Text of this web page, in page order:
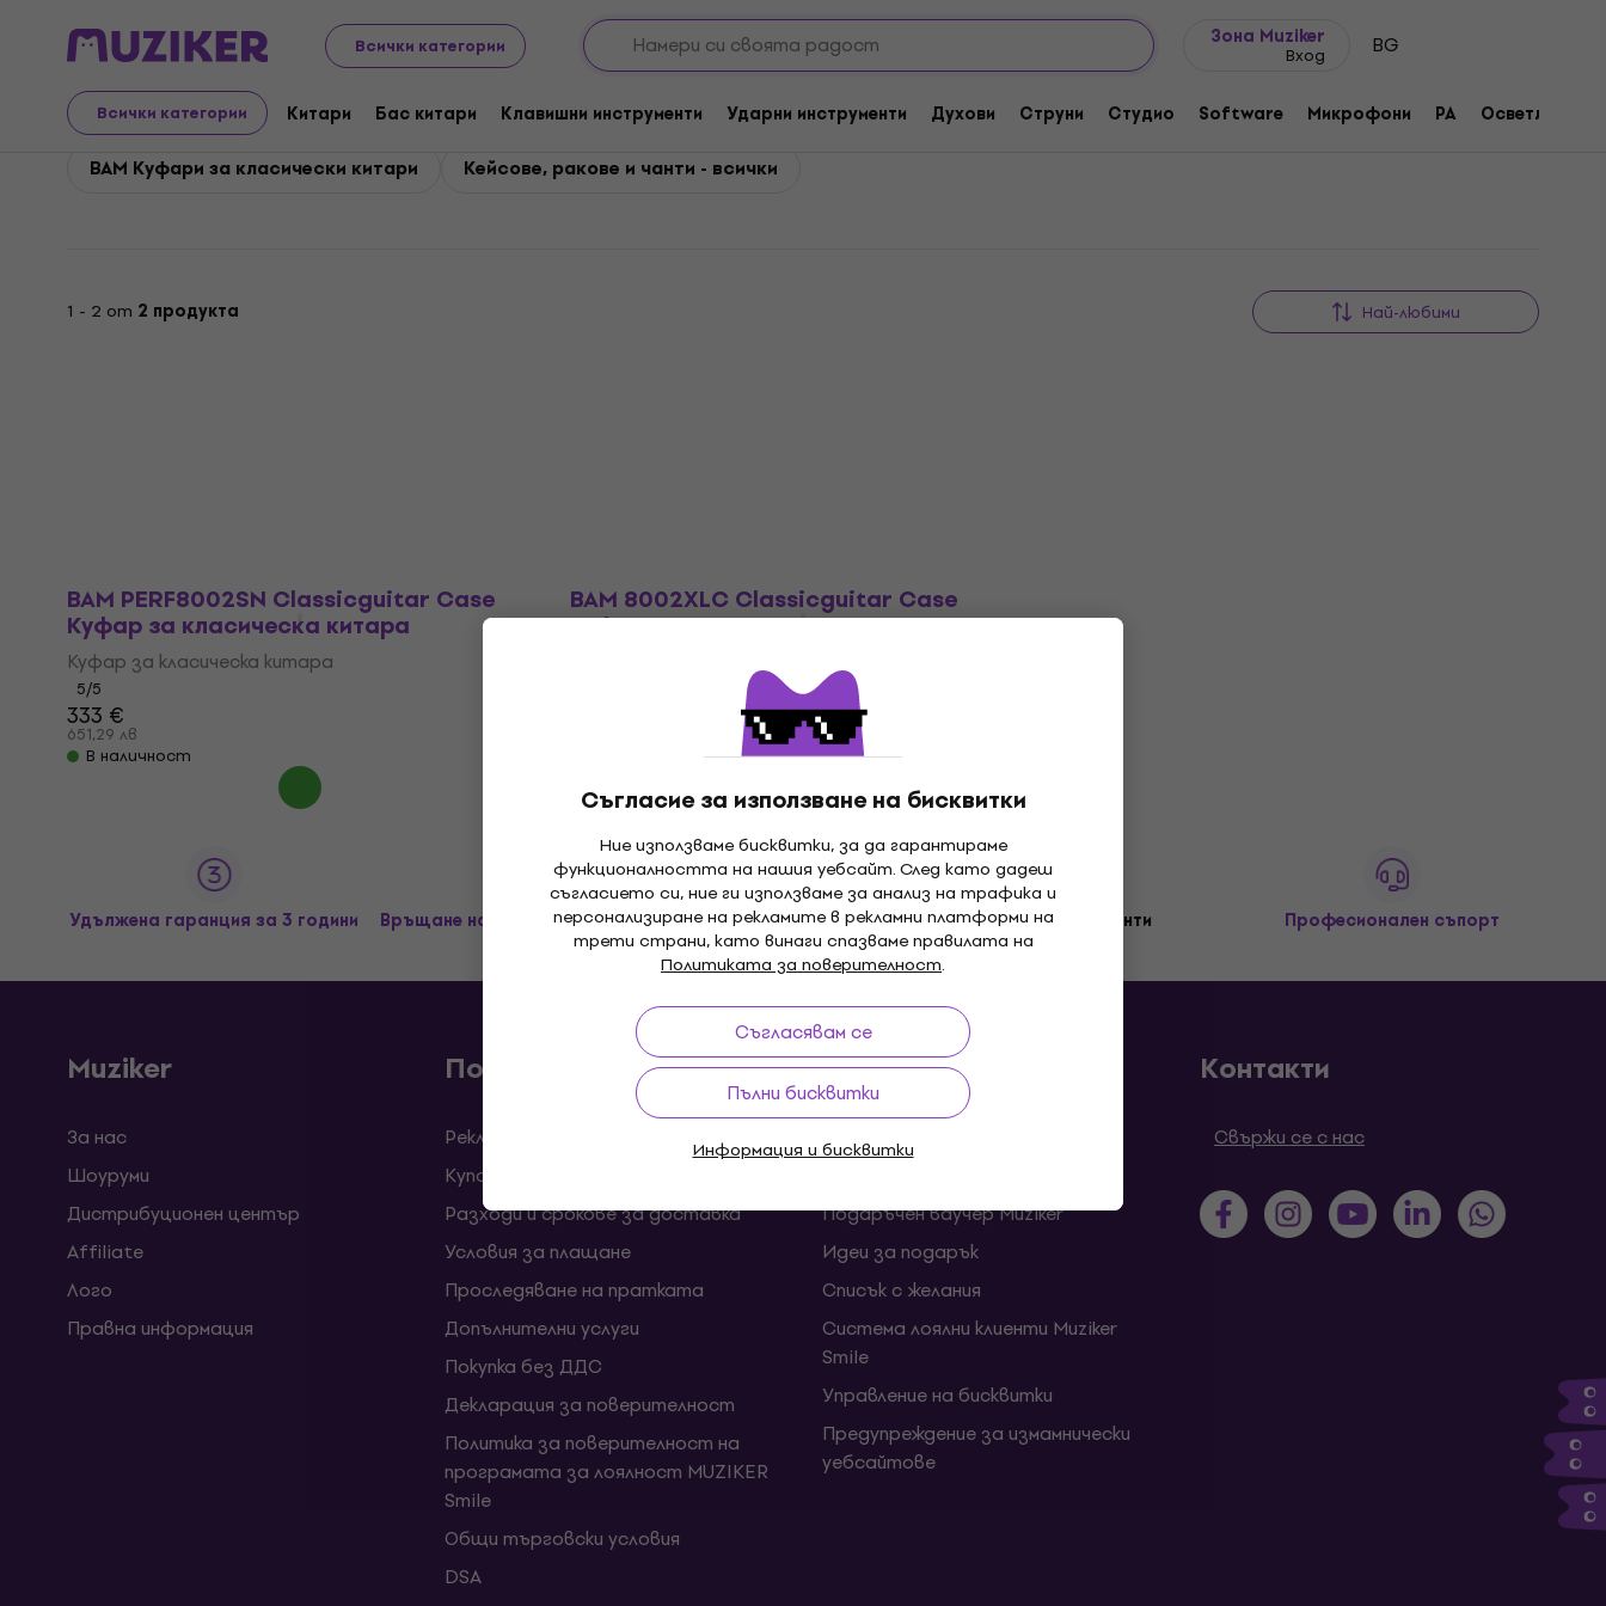
Всички категории
Зона Muziker
Вход BG
Всички категории Китари Бас китари Клавишни инструменти Ударни инструменти Духови Струни Студио Software Микрофони PA Осветление
Съгласие за използване на бисквитки
Ние използваме бисквитки, за да гарантираме
функционалността на нашия уебсайт. След като дадеш
съгласието си, ние ги използваме за анализ на трафика и
персонализиране на рекламите в рекламни платформи на
трети страни, като винаги спазваме правилата на
Политиката за поверителност.
Съгласявам се
Пълни бисквитки
Информация и бисквитки
BAM Aксесоари BAM Кейсове, ракове и чанти
BAM Кейсове, ракове и чанти
BAM Куфари за класически китари Кейсове, ракове и чанти - всички
1 - 2 от 2 продукта Най-любими
BAM PERF8002SN Classicguitar Case
Куфар за класическа китара
Куфар за класическа китара
5/5
333 €
651,29 лв
В наличност
BAM 8002XLC Classicguitar Case
Куфар за класическа китара
Удължена гаранция за 3 години Връщане на стоки до 30 дни Безплатна доставкаот 179 € 3M+ клиенти Професионален съпорт
Muziker
За нас
Шоуруми
Дистрибуционен център
Affiliate
Лого
Правна информация
Покупка
Рекламации и откази от договора
Kупони
Разходи и срокове за доставка
Условия за плащане
Проследяване на пратката
Допълнителни услуги
Покупка без ДДС
Декларация за поверителност
Политика за поверителност на
програмата за лоялност MUZIKER
Smile
Общи търговски условия
DSA
Полезни линкове
FAQ - Често задавани въпроси
Подаръчен ваучер Muziker
Идеи за подарък
Списък с желания
Система лоялни клиенти Muziker
Smile
Управление на бисквитки
Предупреждение за измамнически
уебсайтове
Контакти
Свържи се с нас